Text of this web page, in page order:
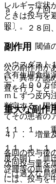
レルギー症状
ときは投与を
照〕。
副作用
次の副作用が
い、異常が認
置を行うこと
重大な副作
１１．１．
１１．１．１
度不明）：血
浮腫等の血管
には、投与を
ａ． ２７回
ｂ． ２８回、
３）． 閾値
ハウスダスト
含有生理食塩
万、１００万
ｍＬずつ皮内
判定する。陽
てその患者の
４）． 増量
各回の投与後
次回投与量を
たは過大な局